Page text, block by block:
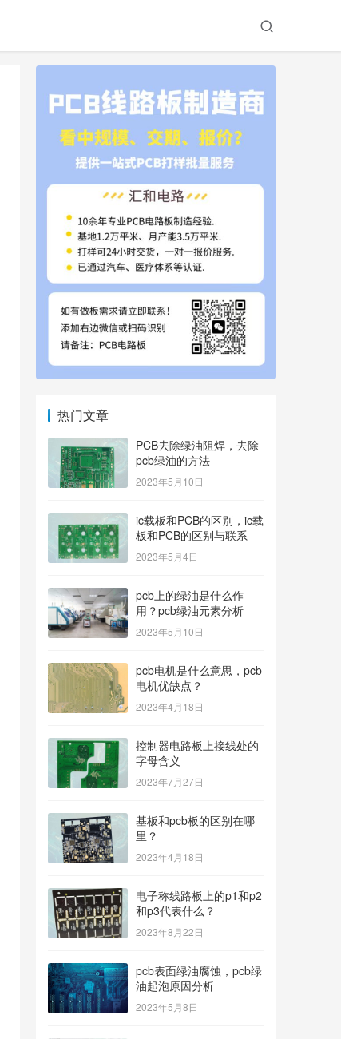
热门文章
PCB去除绿油阻焊，去除
pcb绿油的方法
2023年5月10日
ic载板和PCB的区别，ic载
板和PCB的区别与联系
2023年5月4日
pcb上的绿油是什么作
用？pcb绿油元素分析
2023年5月10日
pcb电机是什么意思，pcb
电机优缺点？
2023年4月18日
控制器电路板上接线处的
字母含义
2023年7月27日
基板和pcb板的区别在哪
里？
2023年4月18日
电子称线路板上的p1和p2
和p3代表什么？
2023年8月22日
pcb表面绿油腐蚀，pcb绿
油起泡原因分析
2023年5月8日